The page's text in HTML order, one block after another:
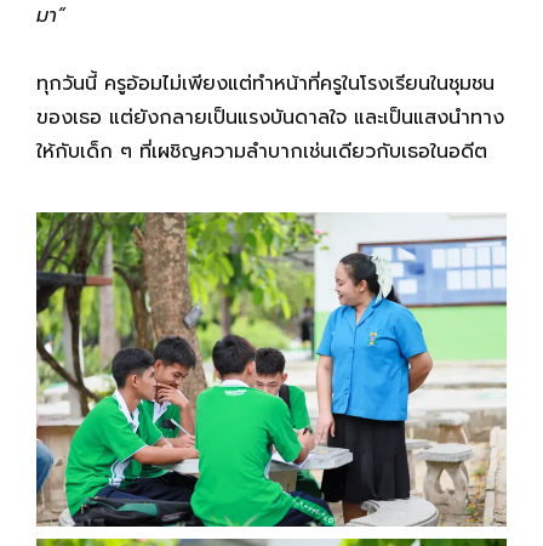
มา”
ทุกวันนี้ ครูอ้อมไม่เพียงแต่ทำหน้าที่ครูในโรงเรียนในชุมชน
ของเธอ แต่ยังกลายเป็นแรงบันดาลใจ และเป็นแสงนำทาง
ให้กับเด็ก ๆ ที่เผชิญความลำบากเช่นเดียวกับเธอในอดีต